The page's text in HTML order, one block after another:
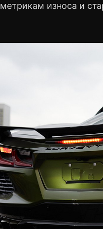
метрикам износа и